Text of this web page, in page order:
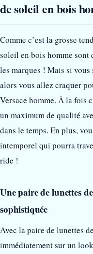
de soleil en bois
Comme c’est la grosse
soleil en bois homme sont
les marques ! Mais si
alors vous allez craquer
Versace homme. À la fois
un maximum de qualité
dans le temps. En plus,
intemporel qui pourra
ride !
Une paire de lunettes
sophistiquée
Avec la paire de lunettes
immédiatement sur un